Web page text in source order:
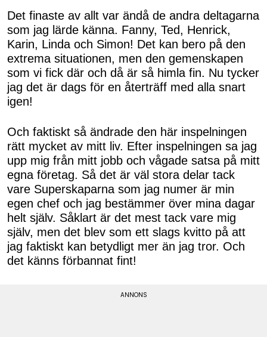
Det finaste av allt var ändå de andra deltagarna
som jag lärde känna. Fanny, Ted, Henrick,
Karin, Linda och Simon! Det kan bero på den
extrema situationen, men den gemenskapen
som vi fick där och då är så himla fin. Nu tycker
jag det är dags för en återträff med alla snart
igen!
Och faktiskt så ändrade den här inspelningen
rätt mycket av mitt liv. Efter inspelningen sa jag
upp mig från mitt jobb och vågade satsa på mitt
egna företag. Så det är väl stora delar tack
vare Superskaparna som jag numer är min
egen chef och jag bestämmer över mina dagar
helt själv. Såklart är det mest tack vare mig
själv, men det blev som ett slags kvitto på att
jag faktiskt kan betydligt mer än jag tror. Och
det känns förbannat fint!